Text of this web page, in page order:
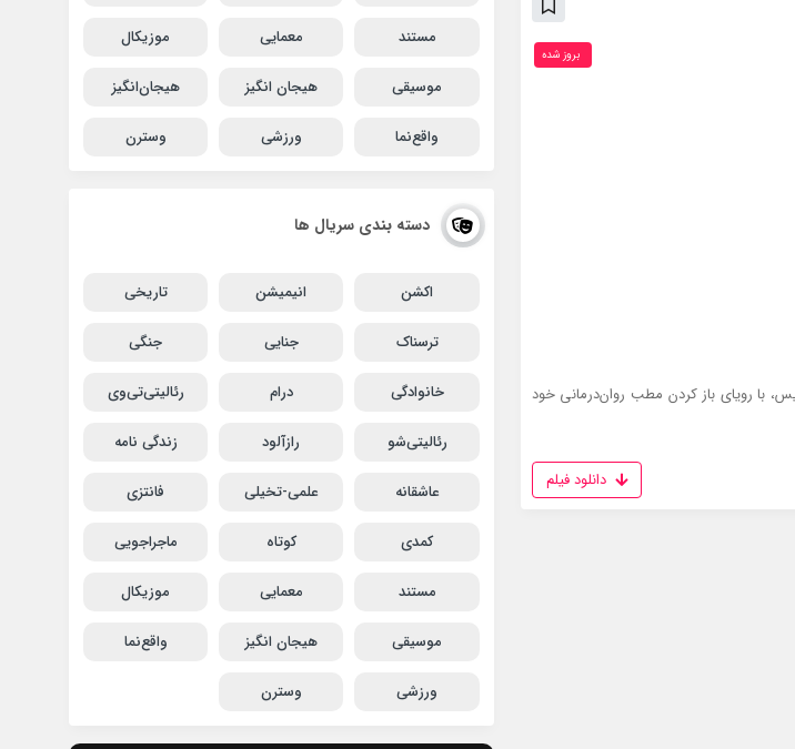
با رویای باز کردن مطب روان‌درمانی خود
بروز‌ شده
دانلود فیلم
مستند معمایی موزیکال
موسیقی هیجان انگیز هیجان‌انگیز
واقع‌نما ورزشی وسترن
دسته بندی سریال ها
اکشن انیمیشن تاریخی
ترسناک جنایی جنگی
خانوادگی درام رئالیتی‌تی‌وی
رئالیتی‌شو رازآلود زندگی نامه
عاشقانه علمی-تخیلی فانتزی
کمدی کوتاه ماجراجویی
مستند معمایی موزیکال
موسیقی هیجان انگیز واقع‌نما
ورزشی وسترن